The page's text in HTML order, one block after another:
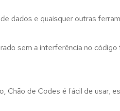
dados e quaisquer outras
sem a interferência no código
de Codes é fácil de usar,